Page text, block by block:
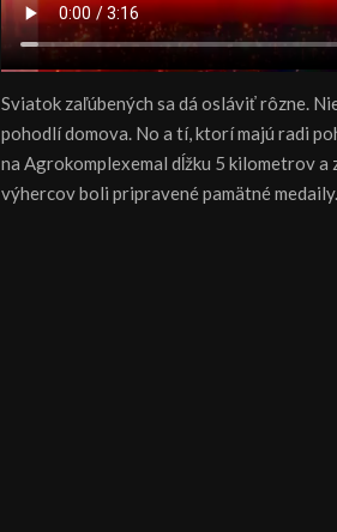
Sviatok zaľúbených sa dá osláviť rôzne.
pohodlí domova. No a tí, ktorí majú radi
na Agrokomplexemal dĺžku 5 kilometrov
výhercov boli pripravené pamätné medaily.